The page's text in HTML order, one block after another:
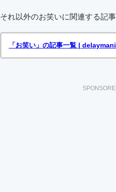
それ以外のお笑いに関連する記
「お笑い」の記事一覧 |